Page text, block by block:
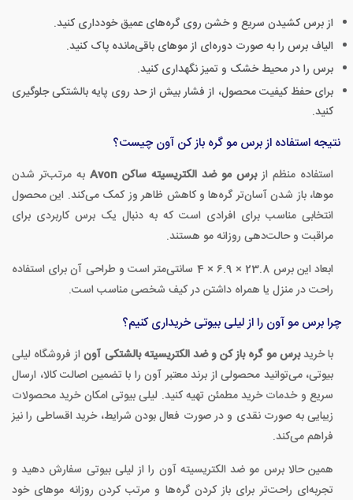
از برس کشیدن سریع و خشن روی گره‌های عمیق خودداری کنید.
الیاف برس را به صورت دوره‌ای از موهای باقی‌مانده پاک کنید.
برس را در محیط خشک و تمیز نگهداری کنید.
برای حفظ کیفیت محصول، از فشار بیش از حد روی پایه بالشتکی جلوگیری
کنید.
نتیجه استفاده از برس مو گره باز کن آون چیست؟
استفاده منظم ازبرس مو ضد الکتریسیته ساکن Avon
به مرتب‌تر شدن
موها، باز شدن آسان‌تر گره‌ها و کاهش ظاهر وز کمک می‌کند. این محصول
انتخابی مناسب برای افرادی است که به دنبال یک برس کاربردی برای
مراقبت و حالت‌دهی روزانه مو هستند.
ابعاد این برس 23.8 × 6.9 × 4 سانتی‌متر است و طراحی آن برای استفاده
راحت در منزل یا همراه داشتن در کیف شخصی مناسب است.
چرا برس مو آون را از لیلی بیوتی خریداری کنیم؟
با خریدبرس مو گره باز کن و ضد الکتریسیته بالشتکی آوناز فروشگاه لیلی
بیوتی، می‌توانید محصولی از برند معتبر آون را با تضمین اصالت کالا، ارسال
سریع و خدمات خرید مطمئن تهیه کنید. لیلی بیوتی امکان خرید محصولات
زیبایی به صورت نقدی و در صورت فعال بودن شرایط، خرید اقساطی را نیز
فراهم می‌کند.
همین حالا برس مو ضد الکتریسیته آون را از لیلی بیوتی سفارش دهید و
تجربه‌ای راحت‌تر برای باز کردن گره‌ها و مرتب کردن روزانه موهای خود